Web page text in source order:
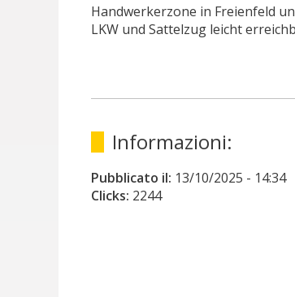
Handwerkerzone in Freienfeld
LKW und Sattelzug leicht
Informazioni:
Pubblicato il: 13/10/2025 - 14:34
Clicks: 2244